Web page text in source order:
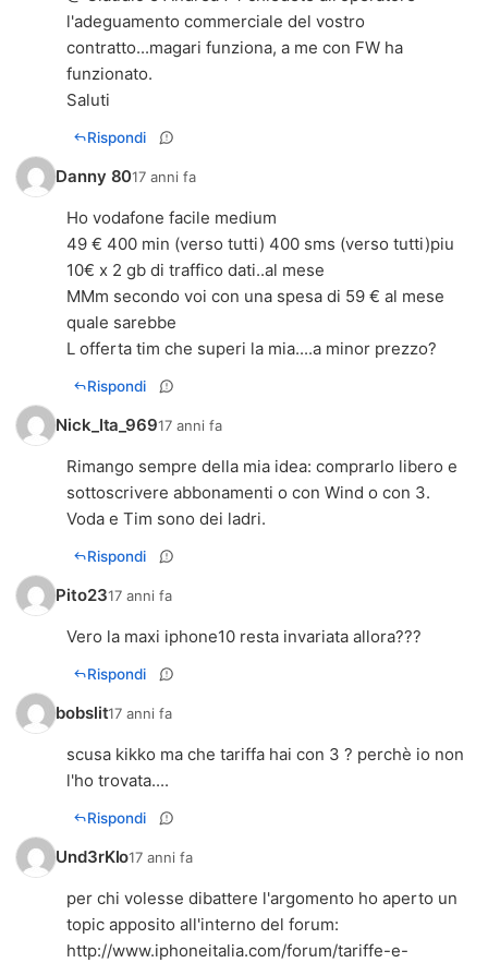
l'adeguamento commerciale del vostro
contratto...magari funziona, a me con FW ha
funzionato.
Saluti
Rispondi
Danny 8017 anni fa
Ho vodafone facile medium
49 € 400 min (verso tutti) 400 sms (verso tutti)piu
10€ x 2 gb di traffico dati..al mese
MMm secondo voi con una spesa di 59 € al mese
quale sarebbe
L offerta tim che superi la mia....a minor prezzo?
Rispondi
Nick_Ita_96917 anni fa
Rimango sempre della mia idea: comprarlo libero e
sottoscrivere abbonamenti o con Wind o con 3.
Voda e Tim sono dei ladri.
Rispondi
Pito2317 anni fa
Vero la maxi iphone10 resta invariata allora???
Rispondi
bobslit17 anni fa
scusa kikko ma che tariffa hai con 3 ? perchè io non
l'ho trovata....
Rispondi
Und3rKlo17 anni fa
per chi volesse dibattere l'argomento ho aperto un
topic apposito all'interno del forum:
http://www.iphoneitalia.com/forum/tariffe-e-